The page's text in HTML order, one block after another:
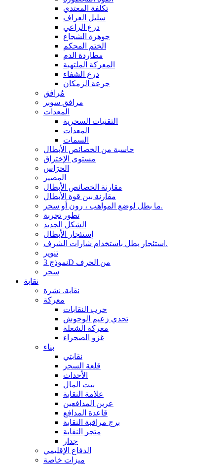
تكلفة المعتدي
سليل العراف
درع الراعي
جوهرة الشجاع
الختم المحكم
مطاردة الدم
المعركة الملتهبة
درع الشفاء
جرعة الزمكان
مُرافق
مرافق سوبر
المعدات
التقنيات السحرية
المعدات
السمات
حاسبة من الخصائص الأبطال
مستوى الإختراق
الحرَاس
المصير
مقارنة الخصائص الأبطال
مقارنة بين قوة الأبطال
ما بطل لوضع المواهب ، رون أو سحر.
تطور تجربة
الشكل الجديد
إستئجار الأبطال
استئجار بطل باستخدام شارات الشرف.
تنوير
نموذج 3D من الحرف
سحر
نقابة
نقابة. نشرة
معركة
حرب النقابات
تحدي زعيم الوحوش
معركة الشعلة
غزو الصحراء
بناء
نقابتي
قلعة السحر
الأحداث
بيت المال
علامة النقابة
عرين المدافعين
قاعدة المدافع
برج مراقبة النقابة
متجر النقابة
جدار
الدفاع الإقليمي
ميزات خاصة